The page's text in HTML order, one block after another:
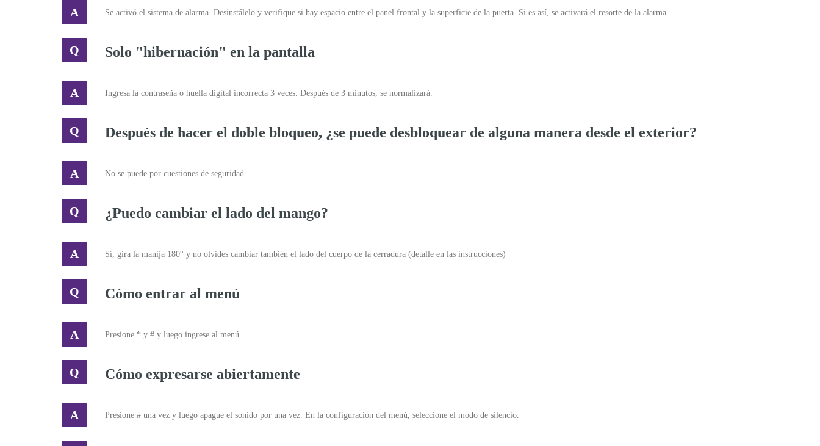
Se activó el sistema de alarma. Desinstálelo y verifique si hay espacio entre el panel frontal y la superficie de la puerta. Si es así, se activará el resorte de la alarma.
Solo "hibernación" en la pantalla
Ingresa la contraseña o huella digital incorrecta 3 veces. Después de 3 minutos, se normalizará.
Después de hacer el doble bloqueo, ¿se puede desbloquear de alguna manera desde el exterior?
No se puede por cuestiones de seguridad
¿Puedo cambiar el lado del mango?
Sí, gira la manija 180° y no olvides cambiar también el lado del cuerpo de la cerradura (detalle en las instrucciones)
Cómo entrar al menú
Presione * y # y luego ingrese al menú
Cómo expresarse abiertamente
Presione # una vez y luego apague el sonido por una vez. En la configuración del menú, seleccione el modo de silencio.